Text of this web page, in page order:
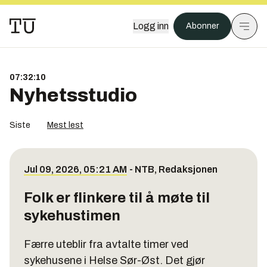
Logg inn Abonner
07:32:10
Nyhetsstudio
Siste Mest lest
Jul 09, 2026, 05:21 AM - NTB, Redaksjonen
Folk er flinkere til å møte til
sykehustimen
Færre uteblir fra avtalte timer ved
sykehusene i Helse Sør-Øst. Det gjør